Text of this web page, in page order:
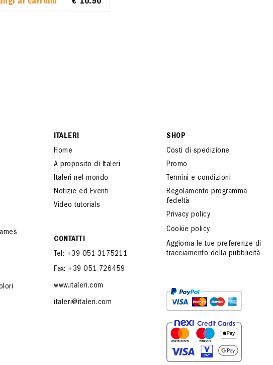
al carrello € 10.50
al carrello € 10.50
ITALERI
Home
A proposito di Italeri
Italeri nel mondo
Notizie ed Eventi
Video tutorials
CONTATTI
Tel: +39 051 3175211
Fax: +39 051 726459
www.italeri.com
italeri@italeri.com
SHOP
Costi di spedizione
Promo
Termini e condizioni
Regolamento programma
fedeltà
Privacy policy
Cookie policy
Aggiorna le tue preferenze di
tracciamento della pubblicità